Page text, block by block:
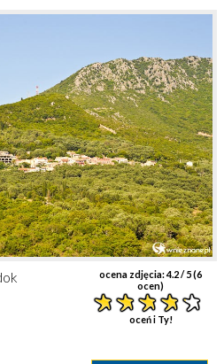
ocena zdjęcia:4.2/ 5 (6
ocen)
oceń i Ty!